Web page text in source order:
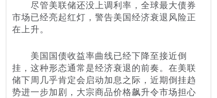
尽管美联储还没上调利率，全球最大债券
市场已经亮起红灯，警告美国经济衰退风险正
在上升。
美国国债收益率曲线已经下降至接近倒
挂，这种形态通常是经济衰退的前奏。在美联
储下周几乎肯定会启动加息之际，近期倒挂趋
势进一步加剧，大宗商品价格飙升令市场担心